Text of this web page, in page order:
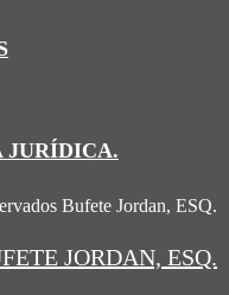
JURÍDICA.
Bufete Jordan, ESQ.
JORDAN, ESQ.